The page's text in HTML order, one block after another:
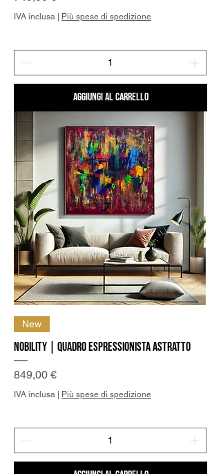
IVA inclusa | Più spese di spedizione
Aggiungi al carrello
New
Nobility | Quadro Espressionista Astratto
Prezzo
849,00 €
IVA inclusa | Più spese di spedizione